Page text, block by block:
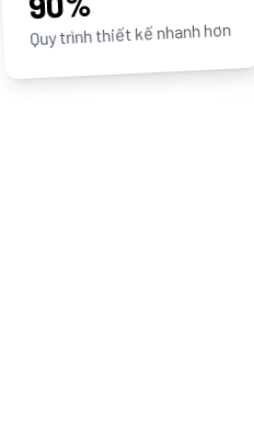
Quy trình thiết kế nhanh hơn